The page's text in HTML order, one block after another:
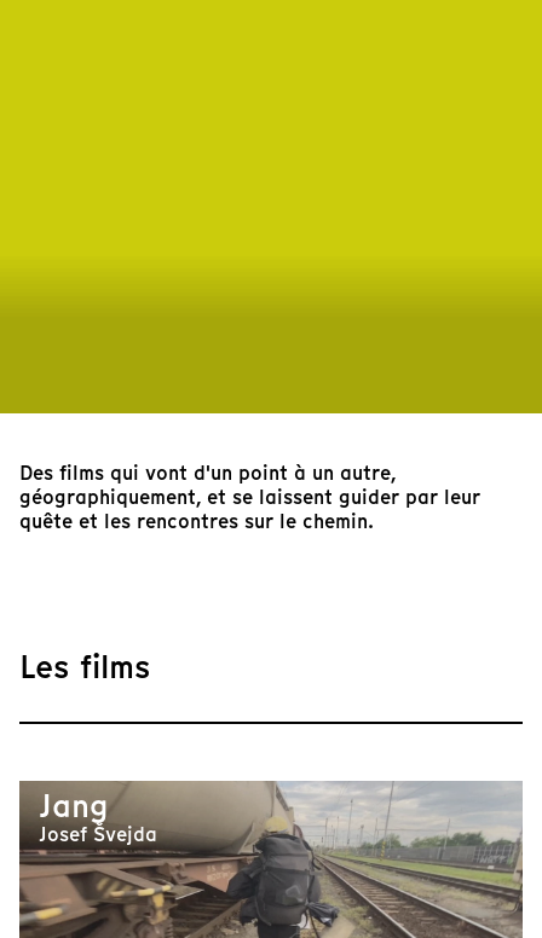
Des films qui vont d'un point à un autre,
géographiquement, et se laissent guider par leur
quête et les rencontres sur le chemin.
Les films
Jang
Josef Švejda